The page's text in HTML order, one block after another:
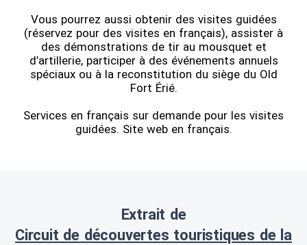
Vous pourrez aussi obtenir des visites guidées
(réservez pour des visites en français), assister à
des démonstrations de tir au mousquet et
d’artillerie, participer à des événements annuels
spéciaux ou à la reconstitution du siège du Old
Fort Érié.
Services en français sur demande pour les visites
guidées. Site web en français.
Extrait de
Circuit de découvertes touristiques de la